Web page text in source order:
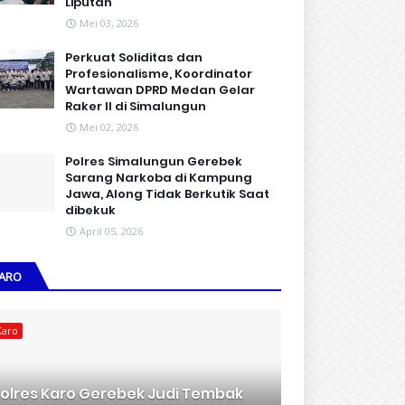
Mei 03, 2026
Perkuat Soliditas dan
Profesionalisme, Koordinator
Wartawan DPRD Medan Gelar
Raker II di Simalungun
Mei 02, 2026
Polres Simalungun Gerebek
Sarang Narkoba di Kampung
Jawa, Along Tidak Berkutik Saat
dibekuk
April 05, 2026
Karo Gerebek Judi Tembak